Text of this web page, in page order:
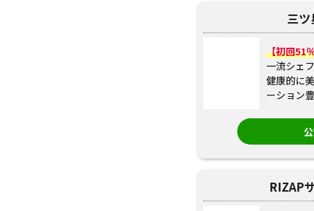
三ツ
【初回51
一流シェ
健康的に
ーション
RIZAP